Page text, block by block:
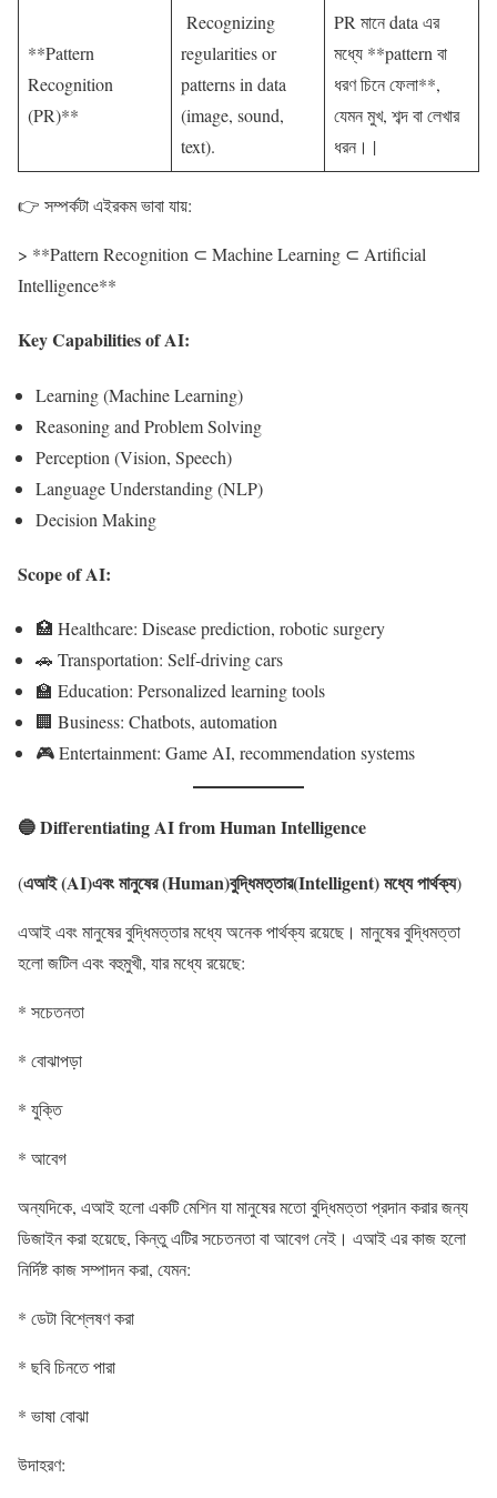
**Pattern
Recognition
(PR)**
Recognizing
regularities or
patterns in data
(image, sound,
text).
PR মানে data এর
মধ্যে **pattern বা
ধরণ চিনে ফেলা**,
যেমন মুখ, শব্দ বা লেখার
ধরন। |
👉 সম্পর্কটা এইরকম ভাবা যায়:
> **Pattern Recognition ⊂ Machine Learning ⊂ Artificial
Intelligence**
Key Capabilities of AI:
Learning (Machine Learning)
Reasoning and Problem Solving
Perception (Vision, Speech)
Language Understanding (NLP)
Decision Making
Scope of AI:
🏥 Healthcare: Disease prediction, robotic surgery
🚗 Transportation: Self-driving cars
🏫 Education: Personalized learning tools
🏢 Business: Chatbots, automation
🎮 Entertainment: Game AI, recommendation systems
🔵 Differentiating AI from Human Intelligence
(এআই (AI)এবং মানুষের (Human)বুদ্ধিমত্তার(Intelligent) মধ্যে পার্থক্য)
এআই এবং মানুষের বুদ্ধিমত্তার মধ্যে অনেক পার্থক্য রয়েছে। মানুষের বুদ্ধিমত্তা
হলো জটিল এবং বহুমুখী, যার মধ্যে রয়েছে:
* সচেতনতা
* বোঝাপড়া
* যুক্তি
* আবেগ
অন্যদিকে, এআই হলো একটি মেশিন যা মানুষের মতো বুদ্ধিমত্তা প্রদান করার জন্য
ডিজাইন করা হয়েছে, কিন্তু এটির সচেতনতা বা আবেগ নেই। এআই এর কাজ হলো
নির্দিষ্ট কাজ সম্পাদন করা, যেমন:
* ডেটা বিশ্লেষণ করা
* ছবি চিনতে পারা
* ভাষা বোঝা
উদাহরণ: